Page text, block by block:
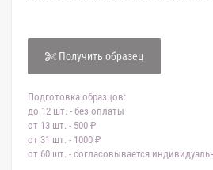
Получить образец
Подготовка образцов:
до 12 шт. - без оплаты
от 13 шт. - 500 ₽
от 31 шт. - 1000 ₽
от 60 шт. - согласовывается